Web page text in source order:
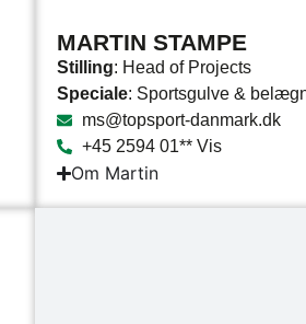
MARTIN STAMPE
Stilling: Head of Projects
Speciale: Sportsgulve &
ms@topsport-danmark.dk
+45 2594 01** Vis
Om Martin